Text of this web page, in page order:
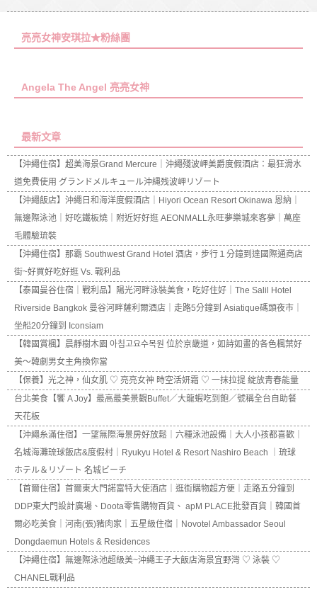
亮亮女神安琪拉★粉絲團
Angela The Angel 亮亮女神
最新文章
【沖繩住宿】超美海景Grand Mercure｜沖繩殘波岬美爵度假酒店：最狂滑水
道免費使用 グランドメルキュール沖縄残波岬リゾート
【沖繩飯店】沖繩日和海洋度假酒店｜Hiyori Ocean Resort Okinawa 恩納｜
無邊際泳池｜好吃鐵板燒｜附近好好逛 AEONMALL永旺夢樂城來客夢｜萬座
毛體驗琉裝
【沖繩住宿】那霸 Southwest Grand Hotel 酒店，步行１分鐘到達國際通商店
街~好買好吃好逛 Vs. 戰利品
【泰國曼谷住宿｜戰利品】陽光河畔泳裝美食，吃好住好｜The Salil Hotel
Riverside Bangkok 曼谷河畔薩利爾酒店｜走路5分鐘到 Asiatique碼頭夜市｜
坐船20分鐘到 Iconsiam
【韓國賞楓】晨靜樹木園 아침고요수목원 位於京畿道，如詩如畫的各色楓葉好
美～韓劇男女主角換你當
【保養】光之神，仙女肌 ♡ 亮亮女神 時空活妍霜 ♡ 一抹拉提 綻放青春能量
台北美食【饗 A Joy】最高最美景觀Buffet／大龍蝦吃到飽／號稱全台自助餐
天花板
【沖繩糸滿住宿】一望無際海景房好放鬆｜六種泳池設備｜大人小孩都喜歡｜
名城海灘琉球飯店&度假村｜Ryukyu Hotel & Resort Nashiro Beach ｜琉球
ホテル＆リゾート 名城ビーチ
【首爾住宿】首爾東大門諾富特大使酒店｜逛街購物超方便｜走路五分鐘到
DDP東大門設計廣場、Doota零售購物百貨、 apM PLACE批發百貨｜韓國首
爾必吃美食｜河南(張)豬肉家｜五星級住宿｜Novotel Ambassador Seoul
Dongdaemun Hotels & Residences
【沖繩住宿】無邊際泳池超級美~沖繩王子大飯店海景宜野灣 ♡ 泳裝 ♡
CHANEL戰利品